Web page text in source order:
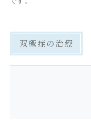
双極症の治療